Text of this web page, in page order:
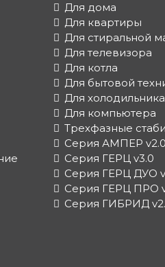
Для дома
Для квартиры
Для стиральной
Для телевизора
Для котла
Для бытовой
Для холодильника
Для компьютера
Трехфазные
Серия АМПЕР v2.0
Серия ГЕРЦ v3.0
Серия ГЕРЦ ДУО
Серия ГЕРЦ ПРО
Серия ГИБРИД